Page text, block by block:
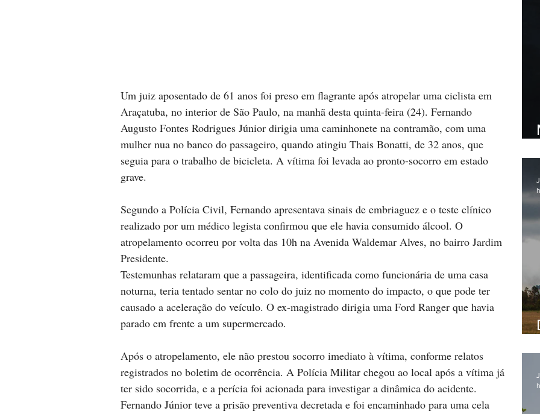
Um juiz aposentado de 61 anos foi preso em flagrante após atropelar uma ciclista em
Araçatuba, no interior de São Paulo, na manhã desta quinta-feira (24). Fernando
Augusto Fontes Rodrigues Júnior dirigia uma caminhonete na contramão, com uma
mulher nua no banco do passageiro, quando atingiu Thais Bonatti, de 32 anos, que
seguia para o trabalho de bicicleta. A vítima foi levada ao pronto-socorro em estado
grave.
Segundo a Polícia Civil, Fernando apresentava sinais de embriaguez e o teste clínico
realizado por um médico legista confirmou que ele havia consumido álcool. O
atropelamento ocorreu por volta das 10h na Avenida Waldemar Alves, no bairro Jardim
Presidente.
Testemunhas relataram que a passageira, identificada como funcionária de uma casa
noturna, teria tentado sentar no colo do juiz no momento do impacto, o que pode ter
causado a aceleração do veículo. O ex-magistrado dirigia uma Ford Ranger que havia
parado em frente a um supermercado.
Após o atropelamento, ele não prestou socorro imediato à vítima, conforme relatos
registrados no boletim de ocorrência. A Polícia Militar chegou ao local após a vítima já
ter sido socorrida, e a perícia foi acionada para investigar a dinâmica do acidente.
Fernando Júnior teve a prisão preventiva decretada e foi encaminhado para uma cela